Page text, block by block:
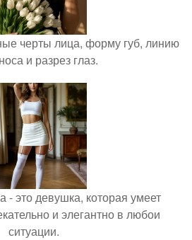
черты лица, форму губ, линию
и разрез глаз.
- это девушка, которая умеет
и элегантно в любои
ситуации.